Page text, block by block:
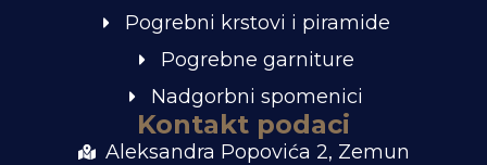
Pogrebni krstovi i piramide
Pogrebne garniture
Nadgorbni spomenici
Kontakt podaci
Aleksandra Popovića 2, Zemun